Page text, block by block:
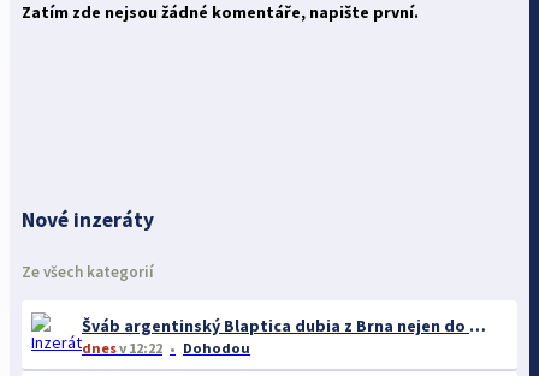
Zatím zde nejsou žádné komentáře, napište první.
Nové inzeráty
Ze všech kategorií
Šváb argentinský Blaptica dubia z Brna nejen do celé ČR
dnesv 12:22 Dohodou